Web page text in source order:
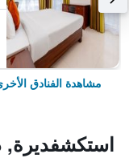
مشاهدة الفنادق
استكشفديرة,